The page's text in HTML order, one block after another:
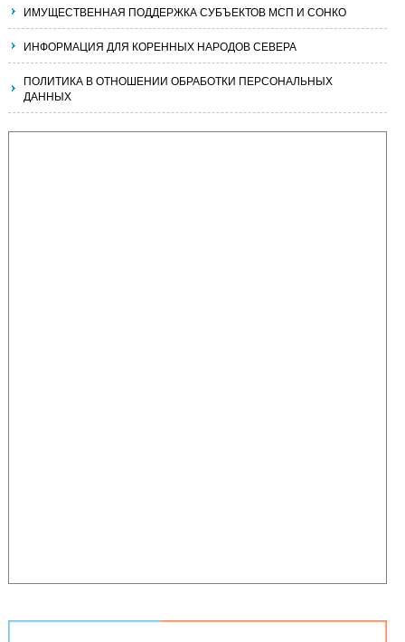
ИМУЩЕСТВЕННАЯ ПОДДЕРЖКА СУБЪЕКТОВ МСП И СОНКО
ИНФОРМАЦИЯ ДЛЯ КОРЕННЫХ НАРОДОВ СЕВЕРА
ПОЛИТИКА В ОТНОШЕНИИ ОБРАБОТКИ ПЕРСОНАЛЬНЫХ
ДАННЫХ